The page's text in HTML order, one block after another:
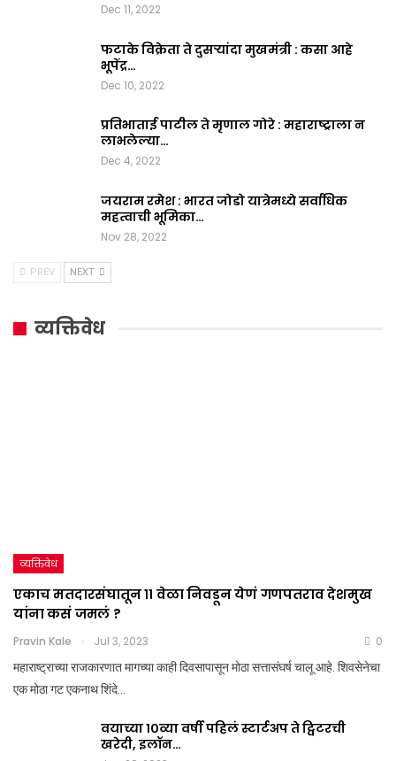
Dec 11, 2022
फटाके विक्रेता ते दुसऱ्यांदा मुखमंत्री : कसा आहे
भूपेंद्र…
Dec 10, 2022
प्रतिभाताई पाटील ते मृणाल गोरे : महाराष्ट्राला न
लाभलेल्या…
Dec 4, 2022
जयराम रमेश : भारत जोडो यात्रेमध्ये सर्वाधिक
महत्वाची भूमिका…
Nov 28, 2022
PREV NEXT
व्यक्तिवेध
व्यक्तिवेध
एकाच मतदारसंघातून ११ वेळा निवडून येणं गणपतराव देशमुख
यांना कसं जमलं ?
Pravin Kale Jul 3, 2023 0
महाराष्ट्राच्या राजकारणात मागच्या काही दिवसापासून मोठा सत्तासंघर्ष चालू आहे. शिवसेनेचा
एक मोठा गट एकनाथ शिंदे…
वयाच्या १०व्या वर्षी पहिलं स्टार्टअप ते ट्विटरची
खरेदी, इलॉन…